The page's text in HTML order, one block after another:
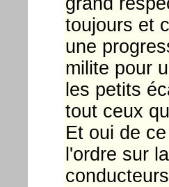
toujours et
une
milite pour
les petits
tout ceux
Et oui de
l'ordre sur